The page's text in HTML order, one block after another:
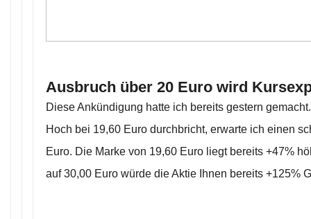
Ausbruch über 20 Euro wird
Diese Ankündigung hatte ich bereits gestern
Hoch bei 19,60 Euro durchbricht, erwarte ich einen
Euro. Die Marke von 19,60 Euro liegt bereits +47%
auf 30,00 Euro würde die Aktie Ihnen bereits +125%